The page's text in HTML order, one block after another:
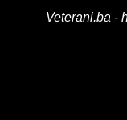
Veterani.ba -